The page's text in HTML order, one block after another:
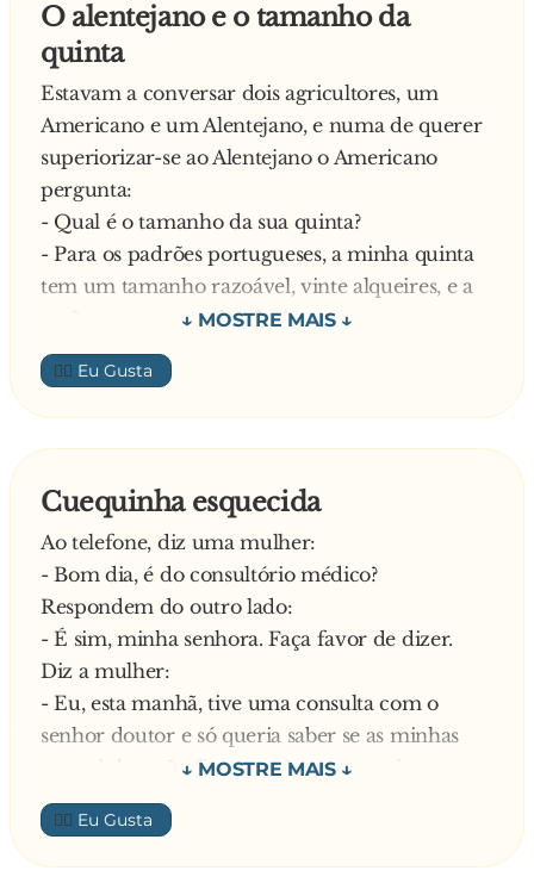
igreja, e não só roubaram o rádio do carro,
como ainda o riscaram todo!
- !!!!!!!!??????%&##
O alentejano e o tamanho da
quinta
Estavam a conversar dois agricultores, um
Americano e um Alentejano, e numa de querer
superiorizar-se ao Alentejano o Americano
pergunta:
- Qual é o tamanho da sua quinta?
- Para os padrões portugueses, a minha quinta
tem um tamanho razoável, vinte alqueires, e a
sua? – retruca o nobre lusitano.
- Olha, só para imaginares, eu saio de casa de
manhã, ligo o meu jeep e ao meio dia ainda não
percorri metade da minha propriedade. –
responde o Americano orgulhoso.
- Pois é… já tive um carro desses, não presta pra
nada!
👍🏼
Cuequinha esquecida
Ao telefone, diz uma mulher:
- Bom dia, é do consultório médico?
Respondem do outro lado:
- É sim, minha senhora. Faça favor de dizer.
Diz a mulher:
- Eu, esta manhã, tive uma consulta com o
senhor doutor e só queria saber se as minhas
cuequinhas não ficaram aí por esquecimento
Diz a recepcionista:
- Um momentovou já ver, minha senhora.
Três minutos depois a assistente informou a
👍🏼